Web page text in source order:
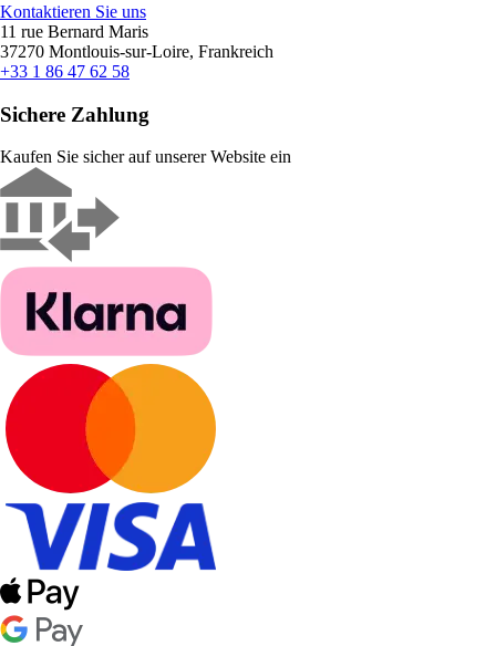
Kontaktieren Sie uns
11 rue Bernard Maris
37270 Montlouis-sur-Loire, Frankreich
+33 1 86 47 62 58
Sichere Zahlung
Kaufen Sie sicher auf unserer Website ein